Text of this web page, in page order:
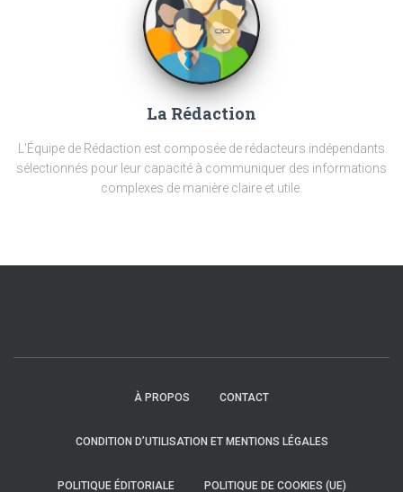
La Rédaction
L'Équipe de Rédaction est composée de rédacteurs indépendants
sélectionnés pour leur capacité à communiquer des informations
complexes de manière claire et utile.
À PROPOS CONTACT
CONDITION D’UTILISATION ET MENTIONS LÉGALES
POLITIQUE ÉDITORIALE POLITIQUE DE COOKIES (UE)